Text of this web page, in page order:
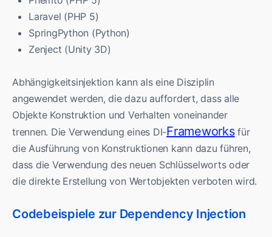
Laravel (PHP 5)
SpringPython (Python)
Zenject (Unity 3D)
Abhängigkeitsinjektion kann als eine Disziplin
angewendet werden, die dazu auffordert, dass alle
Objekte Konstruktion und Verhalten voneinander
trennen. Die Verwendung eines DI-Frameworksfür
die Ausführung von Konstruktionen kann dazu führen,
dass die Verwendung des neuen Schlüsselworts oder
die direkte Erstellung von Wertobjekten verboten wird.
Codebeispiele zur Dependency Injection